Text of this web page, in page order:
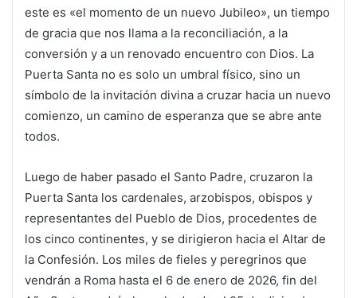
este es «el momento de un nuevo Jubileo», un tiempo
de gracia que nos llama a la reconciliación, a la
conversión y a un renovado encuentro con Dios. La
Puerta Santa no es solo un umbral físico, sino un
símbolo de la invitación divina a cruzar hacia un nuevo
comienzo, un camino de esperanza que se abre ante
todos.
Luego de haber pasado el Santo Padre, cruzaron la
Puerta Santa los cardenales, arzobispos, obispos y
representantes del Pueblo de Dios, procedentes de
los cinco continentes, y se dirigieron hacia el Altar de
la Confesión. Los miles de fieles y peregrinos que
vendrán a Roma hasta el 6 de enero de 2026, fin del